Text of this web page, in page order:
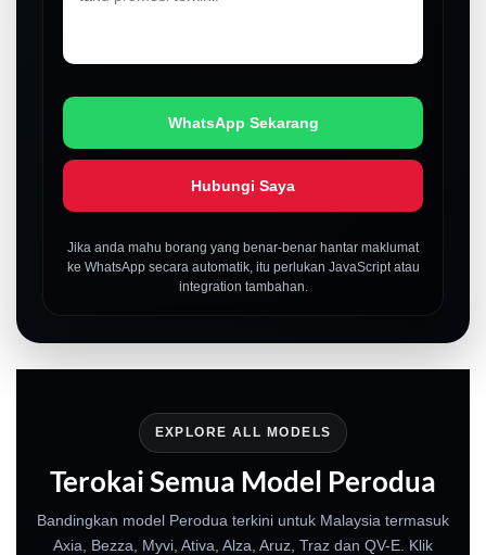
WhatsApp Sekarang
Hubungi Saya
Jika anda mahu borang yang benar-benar hantar maklumat
ke WhatsApp secara automatik, itu perlukan JavaScript atau
integration tambahan.
EXPLORE ALL MODELS
Terokai Semua Model Perodua
Bandingkan model Perodua terkini untuk Malaysia termasuk
Axia, Bezza, Myvi, Ativa, Alza, Aruz, Traz dan QV-E. Klik